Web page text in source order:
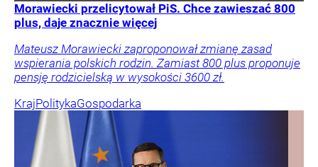
Morawiecki przelicytował PiS. Chce zawieszać 800
plus, daje znacznie więcej
Mateusz Morawiecki zaproponował zmianę zasad
wspierania polskich rodzin. Zamiast 800 plus proponuje
pensję rodzicielską w wysokości 3600 zł.
KrajPolitykaGospodarka